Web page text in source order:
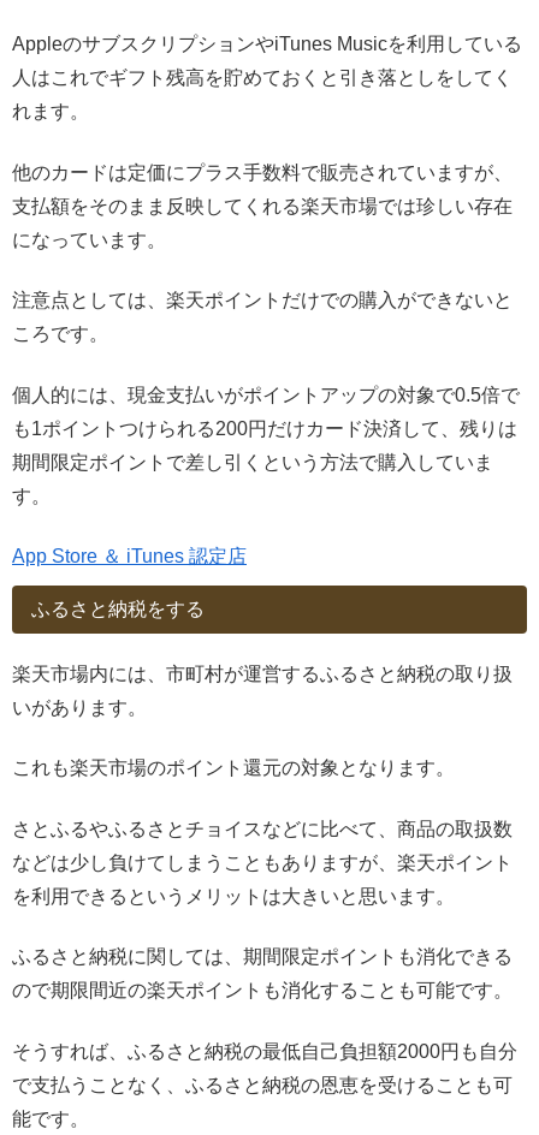
AppleのサブスクリプションやiTunes Musicを利用している
人はこれでギフト残高を貯めておくと引き落としをしてく
れます。
他のカードは定価にプラス手数料で販売されていますが、
支払額をそのまま反映してくれる楽天市場では珍しい存在
になっています。
注意点としては、楽天ポイントだけでの購入ができないと
ころです。
個人的には、現金支払いがポイントアップの対象で0.5倍で
も1ポイントつけられる200円だけカード決済して、残りは
期間限定ポイントで差し引くという方法で購入していま
す。
App Store ＆ iTunes 認定店
ふるさと納税をする
楽天市場内には、市町村が運営するふるさと納税の取り扱
いがあります。
これも楽天市場のポイント還元の対象となります。
さとふるやふるさとチョイスなどに比べて、商品の取扱数
などは少し負けてしまうこともありますが、楽天ポイント
を利用できるというメリットは大きいと思います。
ふるさと納税に関しては、期間限定ポイントも消化できる
ので期限間近の楽天ポイントも消化することも可能です。
そうすれば、ふるさと納税の最低自己負担額2000円も自分
で支払うことなく、ふるさと納税の恩恵を受けることも可
能です。